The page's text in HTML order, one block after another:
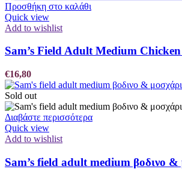
Προσθήκη στο καλάθι
Quick view
Add to wishlist
Sam’s Field Adult Medium
€16,80
Sold out
Διαβάστε περισσότερα
Quick view
Add to wishlist
Sam’s field adult medium βοδινο &